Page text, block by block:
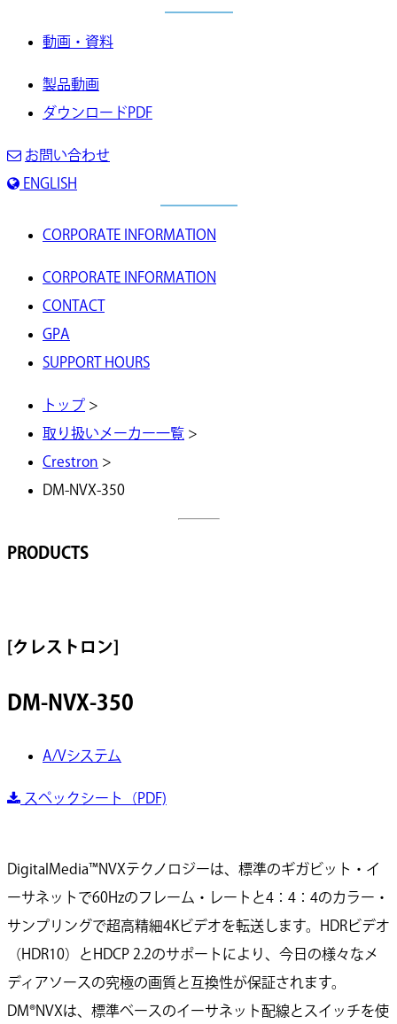
動画・資料
製品動画
ダウンロードPDF
お問い合わせ
ENGLISH
CORPORATE INFORMATION
CORPORATE INFORMATION
CONTACT
GPA
SUPPORT HOURS
トップ >
取り扱いメーカー一覧 >
Crestron >
DM-NVX-350
PRODUCTS
[クレストロン]
DM-NVX-350
A/Vシステム
スペックシート（PDF)
DigitalMedia™NVXテクノロジーは、標準のギガビット・イ
ーサネットで60Hzのフレーム・レートと4：4：4のカラー・
サンプリングで超高精細4Kビデオを転送します。HDRビデオ
（HDR10）とHDCP 2.2のサポートにより、今日の様々なメ
ディアソースの究極の画質と互換性が保証されます。
DM®NVXは、標準ベースのイーサネット配線とスイッチを使